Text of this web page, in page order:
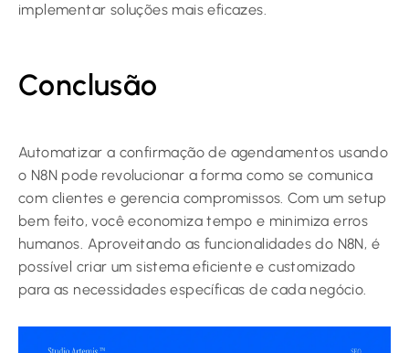
implementar soluções mais eficazes.
Conclusão
Automatizar a confirmação de agendamentos usando
o N8N pode revolucionar a forma como se comunica
com clientes e gerencia compromissos. Com um setup
bem feito, você economiza tempo e minimiza erros
humanos. Aproveitando as funcionalidades do N8N, é
possível criar um sistema eficiente e customizado
para as necessidades específicas de cada negócio.